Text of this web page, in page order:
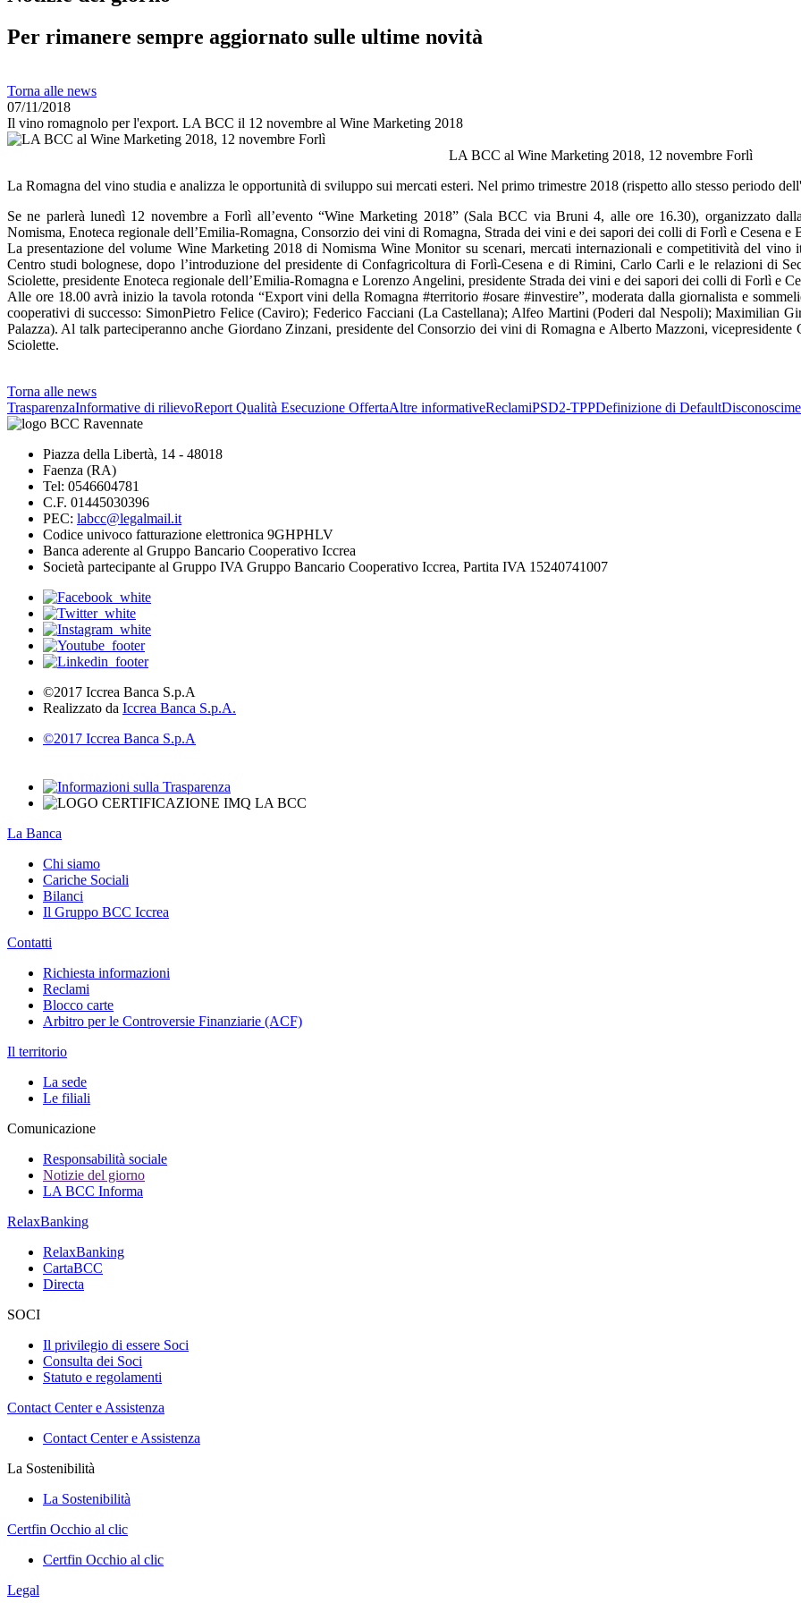
Per rimanere sempre aggiornato sulle ultime novità
Torna alle news
07/11/2018
Il vino romagnolo per l'export. LA BCC il 12 novembre al Wine Marketing 2018
LA BCC al Wine Marketing 2018, 12 novembre Forlì
La Romagna del vino studia e analizza le opportunità di sviluppo sui mercati esteri. Nel primo trimestre 2018 (rispetto allo stesso periodo
Se ne parlerà lunedì 12 novembre a Forlì all’evento “Wine Marketing 2018” (Sala BCC via Bruni 4, alle ore 16.30), organizzato
Nomisma, Enoteca regionale dell’Emilia-Romagna, Consorzio dei vini di Romagna, Strada dei vini e dei sapori dei colli di Forlì e Cesena e
La presentazione del volume Wine Marketing 2018 di Nomisma Wine Monitor su scenari, mercati internazionali e competitività del vino
Centro studi bolognese, dopo l’introduzione del presidente di Confagricoltura di Forlì-Cesena e di Rimini, Carlo Carli e le relazioni di
Sciolette, presidente Enoteca regionale dell’Emilia-Romagna e Lorenzo Angelini, presidente Strada dei vini e dei sapori dei colli di Forlì e
Alle ore 18.00 avrà inizio la tavola rotonda “Export vini della Romagna #territorio #osare #investire”, moderata dalla giornalista e
cooperativi di successo: SimonPietro Felice (Caviro); Federico Facciani (La Castellana); Alfeo Martini (Poderi dal Nespoli); Maximilian
Palazza). Al talk parteciperanno anche Giordano Zinzani, presidente del Consorzio dei vini di Romagna e Alberto Mazzoni,
Sciolette.
Torna alle news
TrasparenzaInformative di rilievoReport Qualità Esecuzione OffertaAltre informativeReclamiPSD2-TPPDefinizione di Default
Piazza della Libertà, 14 - 48018
Faenza (RA)
Tel: 0546604781
C.F. 01445030396
PEC: labcc@legalmail.it
Codice univoco fatturazione elettronica 9GHPHLV
Banca aderente al Gruppo Bancario Cooperativo Iccrea
Società partecipante al Gruppo IVA Gruppo Bancario Cooperativo Iccrea, Partita IVA 15240741007
©2017 Iccrea Banca S.p.A
Realizzato da Iccrea Banca S.p.A.
©2017 Iccrea Banca S.p.A
La Banca
Chi siamo
Cariche Sociali
Bilanci
Il Gruppo BCC Iccrea
Contatti
Richiesta informazioni
Reclami
Blocco carte
Arbitro per le Controversie Finanziarie (ACF)
Il territorio
La sede
Le filiali
Comunicazione
Responsabilità sociale
Notizie del giorno
LA BCC Informa
RelaxBanking
RelaxBanking
CartaBCC
Directa
SOCI
Il privilegio di essere Soci
Consulta dei Soci
Statuto e regolamenti
Contact Center e Assistenza
Contact Center e Assistenza
La Sostenibilità
La Sostenibilità
Certfin Occhio al clic
Certfin Occhio al clic
Legal